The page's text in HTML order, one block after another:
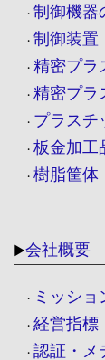
・ 制御機器
・ 制御装置
・ 精密プラ
・ 精密プ
・ プラスチ
・ 板金加工
・ 樹脂筐体
▶会社概要
・ ミッシ
・ 経営指標
・ 認証・メ